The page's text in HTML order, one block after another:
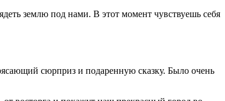
землю под нами. В этот момент чувствуешь себя
сюрприз и подаренную сказку. Было очень